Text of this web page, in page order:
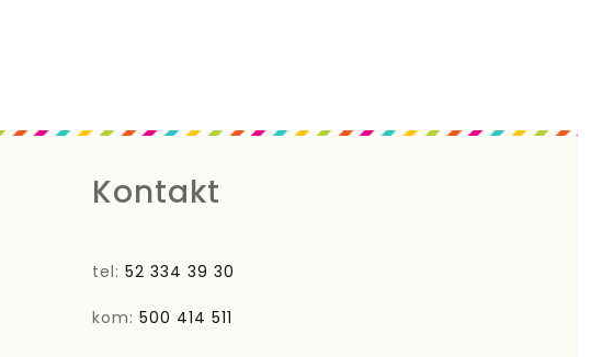
Kontakt
tel: 52 334 39 30
kom: 500 414 511